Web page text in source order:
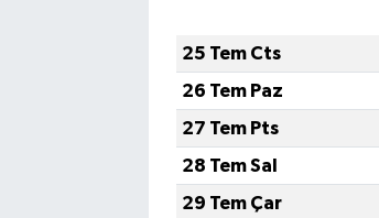
25 Tem Cts
26 Tem Paz
27 Tem Pts
28 Tem Sal
29 Tem Çar